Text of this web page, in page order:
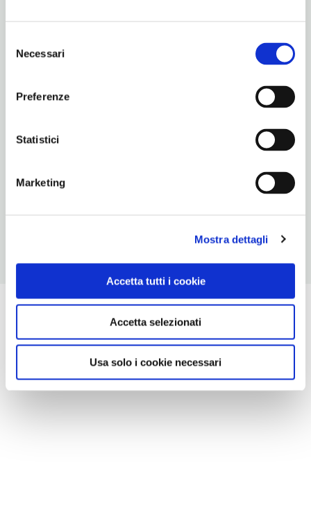
delNecessari
Preferenze
Statistici
Marketing
Mostra dettagli
Accetta tutti i cookie
Accetta selezionati
Usa solo i cookie necessari
METRO
ORARI DI APERTURA
Apertura: lunedì 10-12; martedì chiuso, mercoledì 10-12; giovedì
chiuso, venerdì 10-12; sabato chiuso, domenica chiuso; i giorni e
gli orari di apertura possono subire variazioni.